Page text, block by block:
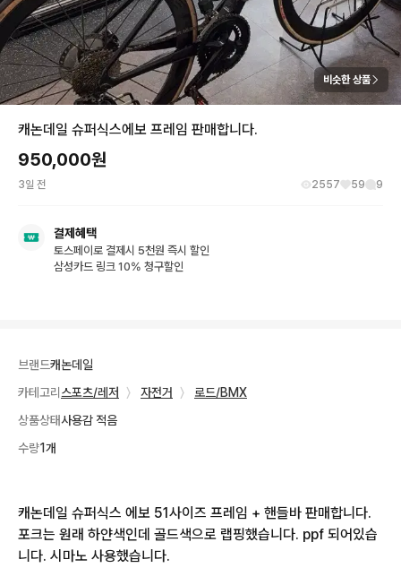
비슷한 상품
캐논데일 슈퍼식스에보 프레임 판매합니다.
950,000원
3일 전 2557 59 9
결제혜택
토스페이로 결제시 5천원 즉시 할인
삼성카드 링크 10% 청구할인
브랜드캐논데일
카테고리 스포츠/레저 〉 자전거 〉
로드/BMX
상품상태사용감 적음
수량1개
캐논데일 슈퍼식스 에보 51사이즈 프레임 + 핸들바 판매합니다.
포크는 원래 하얀색인데 골드색으로 랩핑했습니다. ppf 되어있습
니다. 시마노 사용했습니다.